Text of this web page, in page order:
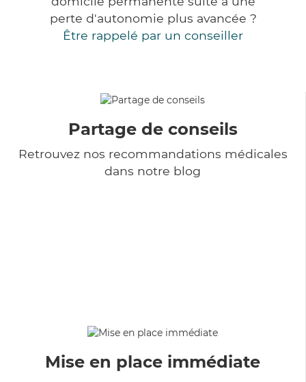
perte d'autonomie plus avancée ?
Être rappelé par un conseiller
Partage de conseils
Retrouvez nos recommandations médicales
dans notre blog
Mise en place immédiate